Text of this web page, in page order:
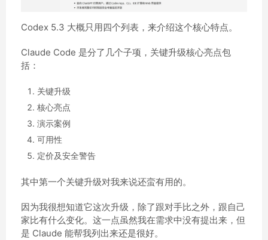
Codex 5.3 大概只用四个列表，来介绍这个核心特点。
Claude Code 是分了几个子项，关键升级核心亮点包
括：
关键升级
核心亮点
演示案例
可用性
定价及安全警告
其中第一个关键升级对我来说还蛮有用的。
因为我很想知道它这次升级，除了跟对手比之外，跟自己
家比有什么变化。这一点虽然我在需求中没有提出来，但
是 Claude 能帮我列出来还是很好。